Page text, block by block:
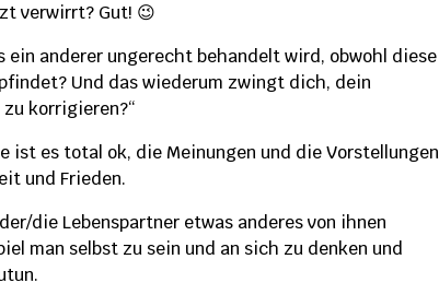
verwirrt? Gut! 😉
anderer ungerecht behandelt wird, obwohl diese
Und das wiederum zwingt dich, dein
korrigieren?“
ist es total ok, die Meinungen und die Vorstellungen
und Frieden.
die Lebenspartner etwas anderes von ihnen
man selbst zu sein und an sich zu denken und